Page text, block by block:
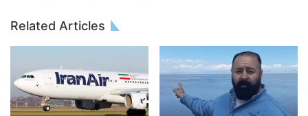
Related Articles